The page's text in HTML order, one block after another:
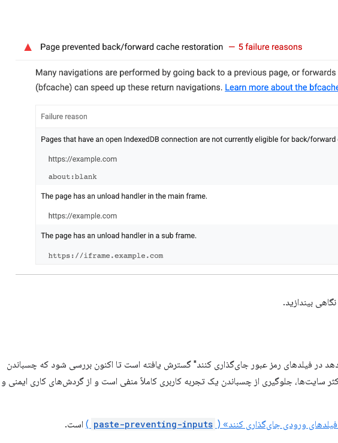
نگاهی بیندازید.
در فیلدهای رمز عبور جای‌گذاری کنند" گسترش یافته است تا اکنون بررسی شود که چسباندن
سایت‌ها، جلوگیری از چسباندن یک تجربه کاربری کاملاً منفی است و از گردش‌های کاری ایمنی و
فیلدهای ورودی جای‌گذاری کنند» ( paste-preventing-inputs
) است.